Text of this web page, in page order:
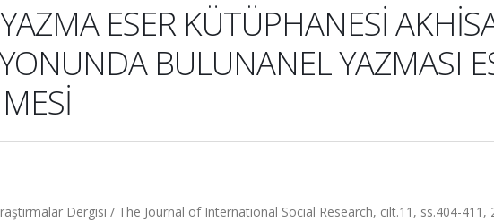
ESER KÜTÜPHANESİ
BULUNANEL YAZMASI
Dergisi / The Journal of International Social Research, cilt.11, ss.404-411,